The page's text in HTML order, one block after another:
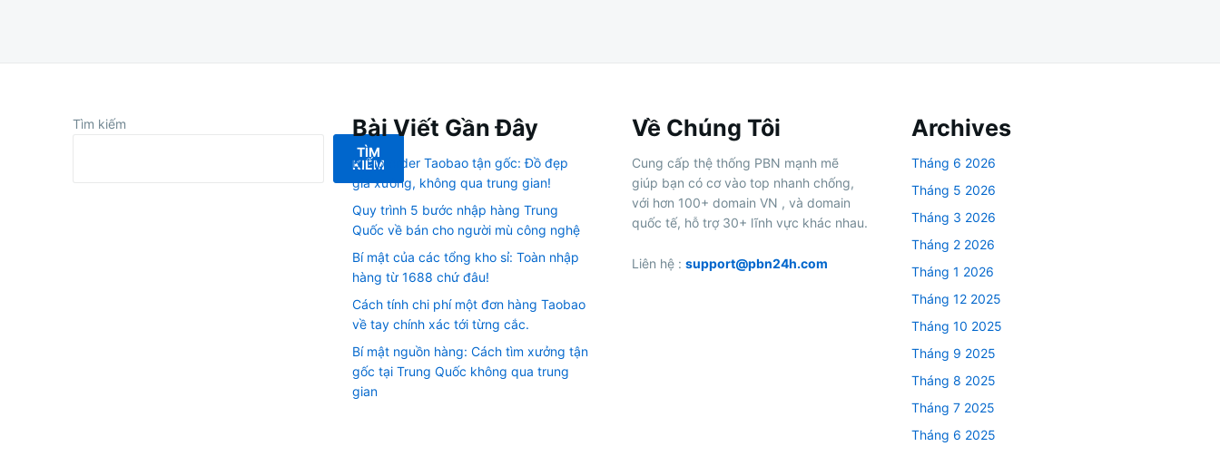
Tìm kiếm
TÌM
KIẾM
Bài Viết Gần Đây
Bí kíp order Taobao tận gốc: Đồ đẹp
giá xưởng, không qua trung gian!
Quy trình 5 bước nhập hàng Trung
Quốc về bán cho người mù công nghệ
Bí mật của các tổng kho sỉ: Toàn nhập
hàng từ 1688 chứ đâu!
Cách tính chi phí một đơn hàng Taobao
về tay chính xác tới từng cắc.
Bí mật nguồn hàng: Cách tìm xưởng tận
gốc tại Trung Quốc không qua trung
gian
Về Chúng Tôi
Cung cấp thệ thống PBN mạnh mẽ
giúp bạn có cơ vào top nhanh chống,
với hơn 100+ domain VN , và domain
quốc tế, hỗ trợ 30+ lĩnh vực khác nhau.
Liên hệ : support@pbn24h.com
Archives
Tháng 6 2026
Tháng 5 2026
Tháng 3 2026
Tháng 2 2026
Tháng 1 2026
Tháng 12 2025
Tháng 10 2025
Tháng 9 2025
Tháng 8 2025
Tháng 7 2025
Tháng 6 2025